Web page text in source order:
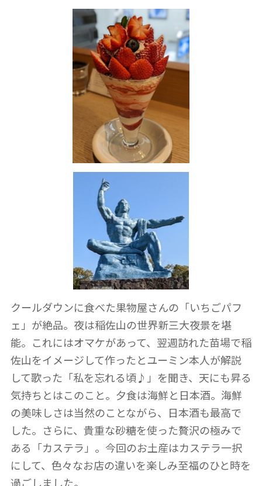
クールダウンに食べた果物屋さんの「いちごパフ
ェ」が絶品。夜は稲佐山の世界新三大夜景を堪
能。これにはオマケがあって、翌週訪れた苗場で稲
佐山をイメージして作ったとユーミン本人が解説
して歌った「私を忘れる頃♪」を聞き、天にも昇る
気持ちとはこのこと。夕食は海鮮と日本酒。海鮮
の美味しさは当然のことながら、日本酒も最高で
した。さらに、貴重な砂糖を使った贅沢の極みで
ある「カステラ」。今回のお土産はカステラ一択
にして、色々なお店の違いを楽しみ至福のひと時を
過ごしました。